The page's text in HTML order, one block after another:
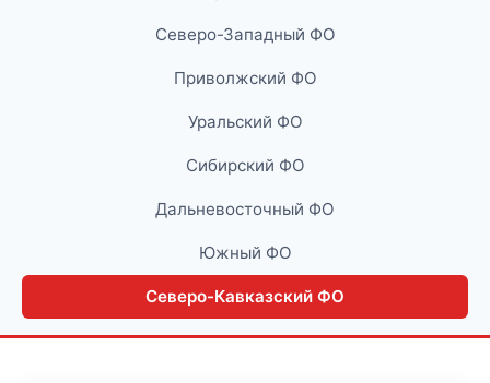
Северо-Западный ФО
Приволжский ФО
Уральский ФО
Сибирский ФО
Дальневосточный ФО
Южный ФО
Северо-Кавказский ФО